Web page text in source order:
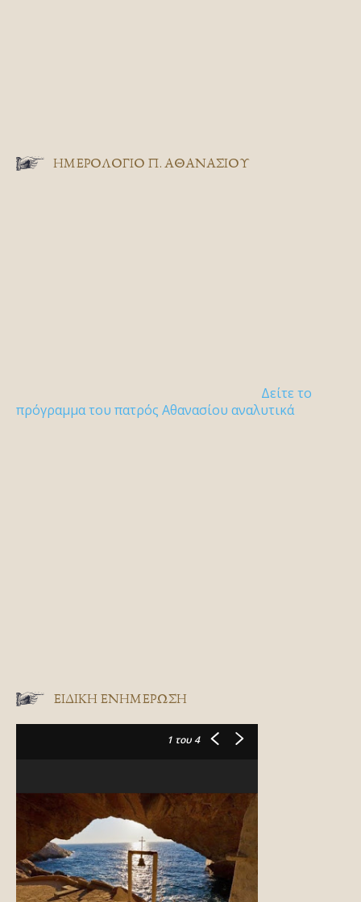
ΗΜΕΡΟΛΟΓΙΟ Π. ΑΘΑΝΑΣΙΟΥ
Δείτε το
πρόγραμμα του πατρός Αθανασίου αναλυτικά
ΕΙΔΙΚΉ ΕΝΗΜΈΡΩΣΗ
1 του 4